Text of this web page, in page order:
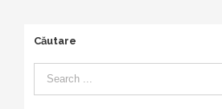
Căutare